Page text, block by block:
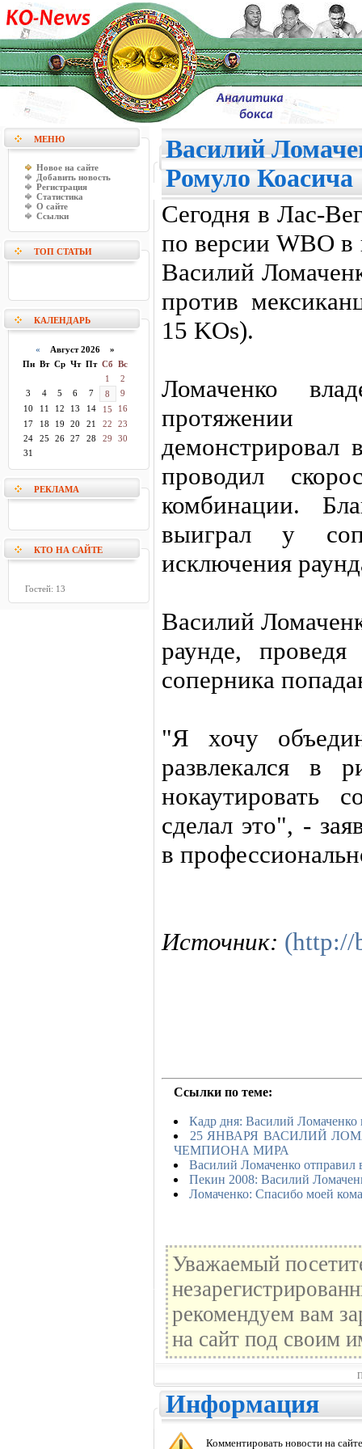
МЕНЮ
Новое на сайте
Добавить новость
Регистрация
Статистика
О сайте
Ссылки
ТОП СТАТЬИ
КАЛЕНДАРЬ
« Август 2026 »
Пн Вт Ср Чт Пт Сб Вс
1
2
3
4 5 6 7 8
9
10
11 12 13 14 15
16
17
18 19 20 21 22
23
24
25 26 27 28 29
30
31
РЕКЛАМА
КТО НА САЙТЕ
Гостей: 13
Василий
Ромуло Коасича
Cегодня в Лас-
по версии WBO в
Василий
против
15 KOs).
Ломаченко
демонстрировал
проводил
комбинации.
выиграл у
исключения
Василий
раунде,
соперника
"Я хочу
развлекался в
нокаутировать
сделал это", -
в
Источник: (http://
Ссылки по теме:
Кадр дня: Василий Ломаченко
25 ЯНВАРЯ ВАСИЛИЙ
ЧЕМПИОНА МИРА
Василий Ломаченко отправил
Пекин 2008: Василий
Ломаченко: Спасибо моей
Уважаемый
рекомендуем вам
на сайт под своим
Информация
Комментировать новости на